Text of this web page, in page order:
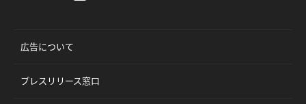
広告について
プレスリリース窓口